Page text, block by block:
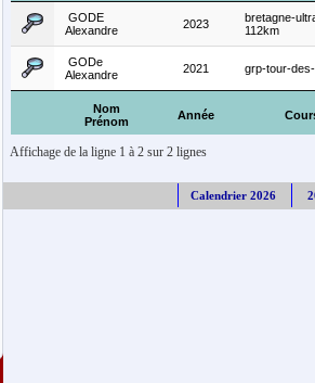
Nom
Prénom
Année
GODE
Alexandre
2023
bretagne-
112km
GODe
Alexandre
2021 grp-tour-
Affichage de la ligne 1 à 2 sur 2 lignes
Calendrier 2026